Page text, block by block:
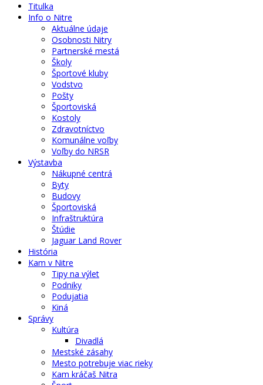
Titulka
Info o Nitre
Aktuálne údaje
Osobnosti Nitry
Partnerské mestá
Školy
Športové kluby
Vodstvo
Pošty
Športoviská
Kostoly
Zdravotníctvo
Komunálne voľby
Voľby do NRSR
Výstavba
Nákupné centrá
Byty
Budovy
Športoviská
Infraštruktúra
Štúdie
Jaguar Land Rover
História
Kam v Nitre
Tipy na výlet
Podniky
Podujatia
Kiná
Správy
Kultúra
Divadlá
Mestské zásahy
Mesto potrebuje viac rieky
Kam kráčaš Nitra